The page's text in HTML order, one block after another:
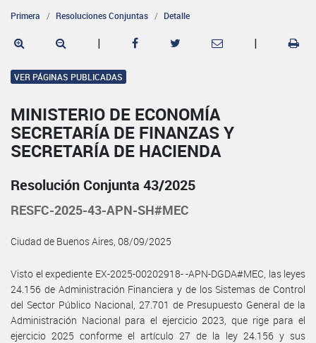
Primera Resoluciones Conjuntas Detalle
| |
VER PÁGINAS PUBLICADAS
MINISTERIO DE ECONOMÍA
SECRETARÍA DE FINANZAS Y
SECRETARÍA DE HACIENDA
Resolución Conjunta 43/2025
RESFC-2025-43-APN-SH#MEC
Ciudad de Buenos Aires, 08/09/2025
Visto el expediente EX-2025-00202918- -APN-DGDA#MEC, las leyes
24.156 de Administración Financiera y de los Sistemas de Control
del Sector Público Nacional, 27.701 de Presupuesto General de la
Administración Nacional para el ejercicio 2023, que rige para el
ejercicio 2025 conforme el artículo 27 de la ley 24.156 y sus